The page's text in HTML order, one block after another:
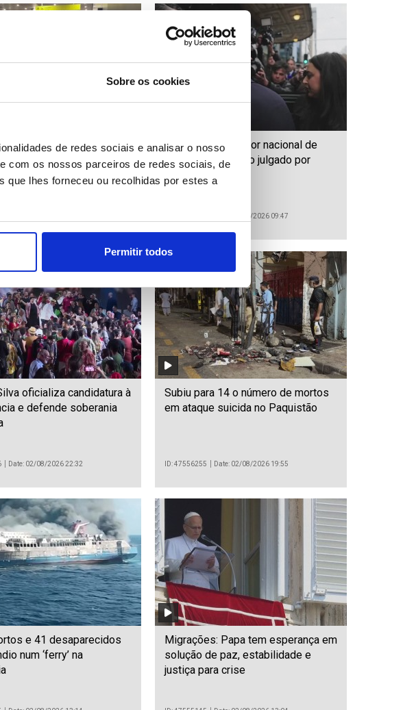
Sobre os cookies
de redes sociais e analisar o nosso
com os nossos parceiros de redes sociais, de
que lhes forneceu ou recolhidas por estes a
Permitir todos
feliz" por estar
no Chile para assinar
Colo
Antigo selecionador nacional de
râguebi australiano julgado por
crimes sexuais
Date: 03/08/2026 09:47
oficializa candidatura à
e defende soberania
Date: 02/08/2026 22:32
Subiu para 14 o número de mortos
em ataque suicida no Paquistão
ID: 47556255 Date: 02/08/2026 19:55
e 41 desaparecidos
num ‘ferry’ na
Migrações: Papa tem esperança em
solução de paz, estabilidade e
justiça para crise